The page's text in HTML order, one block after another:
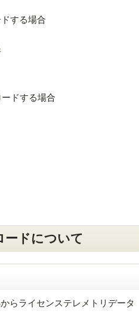
する場合
ドする場合
ードについて
らライセンステレメトリデータ